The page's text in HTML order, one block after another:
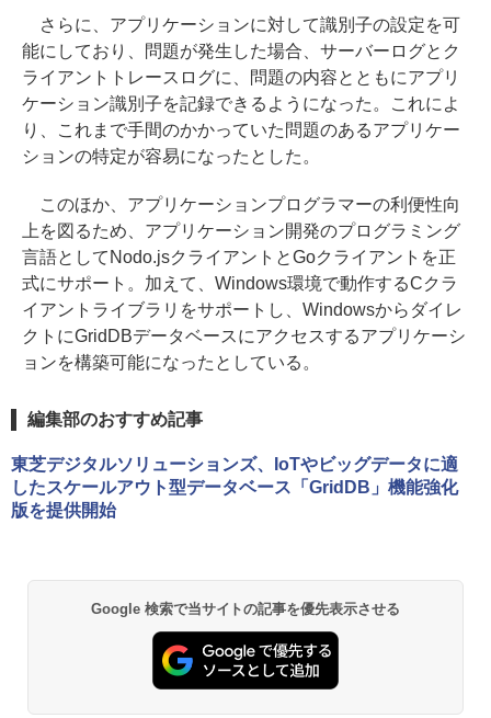
さらに、アプリケーションに対して識別子の設定を可
能にしており、問題が発生した場合、サーバーログとク
ライアントトレースログに、問題の内容とともにアプリ
ケーション識別子を記録できるようになった。これによ
り、これまで手間のかかっていた問題のあるアプリケー
ションの特定が容易になったとした。
このほか、アプリケーションプログラマーの利便性向
上を図るため、アプリケーション開発のプログラミング
言語としてNodo.jsクライアントとGoクライアントを正
式にサポート。加えて、Windows環境で動作するCクラ
イアントライブラリをサポートし、Windowsからダイレ
クトにGridDBデータベースにアクセスするアプリケーシ
ョンを構築可能になったとしている。
編集部のおすすめ記事
東芝デジタルソリューションズ、IoTやビッグデータに適
したスケールアウト型データベース「GridDB」機能強化
版を提供開始
Google 検索で当サイトの記事を優先表示させる